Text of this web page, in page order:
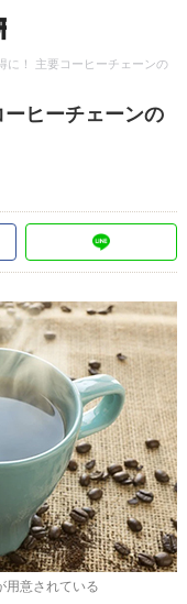
に！ 主要コーヒーチェーンの
ヒーチェーンの
用意されている